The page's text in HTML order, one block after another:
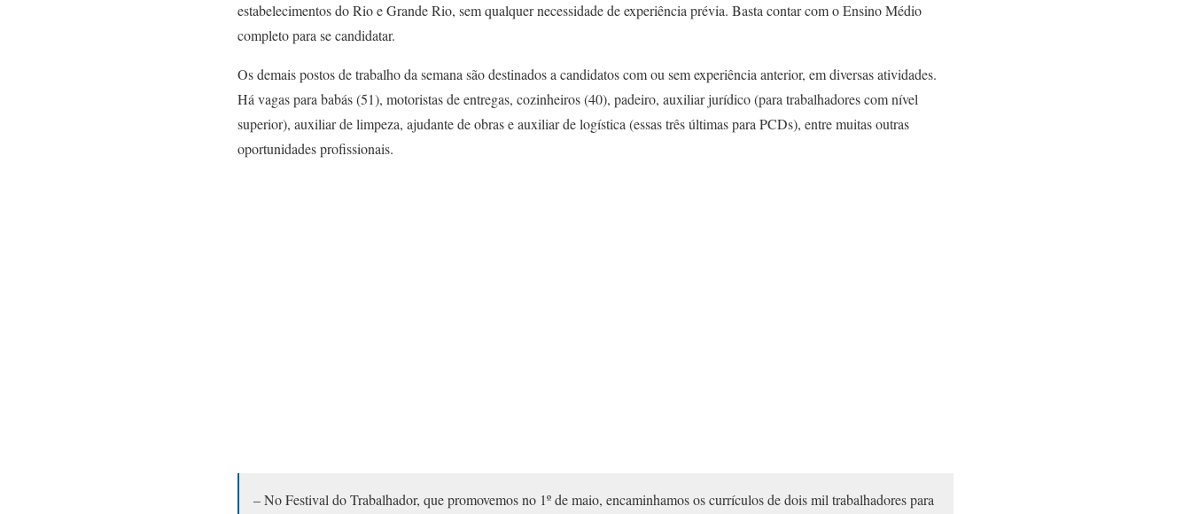
estabelecimentos do Rio e Grande Rio, sem qualquer necessidade de experiência prévia. Basta contar com o Ensino Médio
completo para se candidatar.
Os demais postos de trabalho da semana são destinados a candidatos com ou sem experiência anterior, em diversas atividades.
Há vagas para babás (51), motoristas de entregas, cozinheiros (40), padeiro, auxiliar jurídico (para trabalhadores com nível
superior), auxiliar de limpeza, ajudante de obras e auxiliar de logística (essas três últimas para PCDs), entre muitas outras
oportunidades profissionais.
– No Festival do Trabalhador, que promovemos no 1º de maio, encaminhamos os currículos de dois mil trabalhadores para